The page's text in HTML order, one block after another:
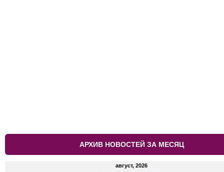
АРХИВ НОВОСТЕЙ ЗА МЕСЯЦ
август, 2026